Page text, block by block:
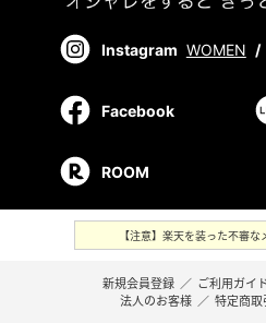
Instagram WOMEN /
Facebook
ROOM
【注意】楽天を装った不審
新規会員登録 ／ ご利用ガイ
法人のお客様 ／ 特定商